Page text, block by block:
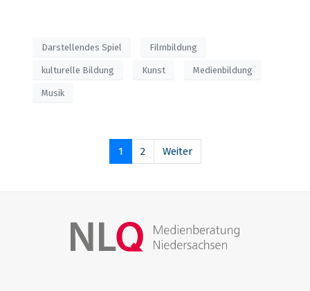
Darstellendes Spiel Filmbildung
kulturelle Bildung Kunst Medienbildung
Musik
1 2 Weiter